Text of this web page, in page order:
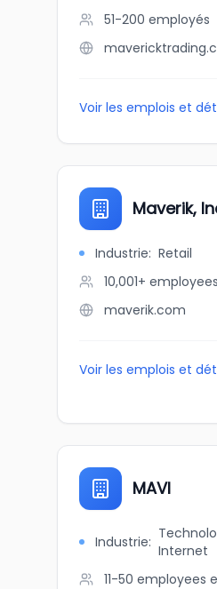
51-200 employés
Voir les emplois et
Maverik,
Industrie: Retail
10,001+ employees
maverik.com
Voir les emplois et
MAVI
Industrie: Internet
11-50 employees